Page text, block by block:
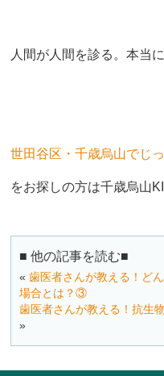
人間が人間を診る。本当
世田谷区・千歳烏山でじ
をお探しの方は千歳烏山
■ 他の記事を読む■
«歯医者さんが教える！ど
場合とは？③
歯医者さんが教える！抗生
»